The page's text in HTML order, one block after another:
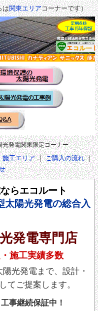
は関東エリアコーナーです）
光発電関東限定コーナー
施工エリア｜ご購入の流れ｜
らエコルート
太陽光発電の総合入
発電専門店
施工実績多数
光発電まで、設計・
てご提案します。
事継続保証中！